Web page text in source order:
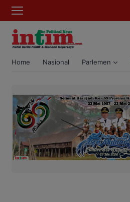
Home Nasional Parlemen